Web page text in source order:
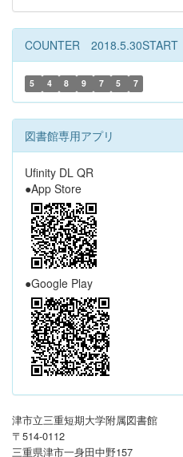
COUNTER 2018.5.30START
5 4 8 9 7 5 7
図書館専用アプリ
Ufinity DL QR
●App Store
●Google Play
津市立三重短期大学附属図書館
〒514-0112
三重県津市一身田中野157